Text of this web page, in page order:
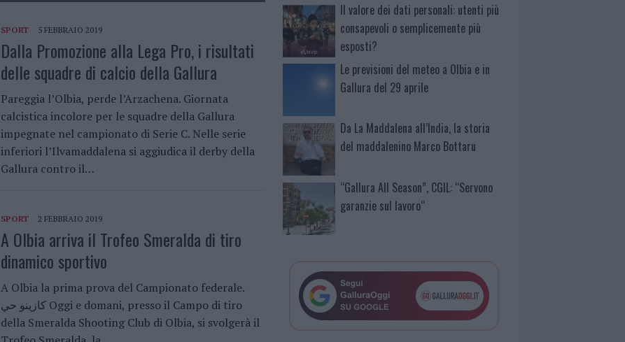
SPORT 5 FEBBRAIO 2019
Dalla Promozione alla Lega Pro, i risultati
delle squadre di calcio della Gallura
Pareggia l’Olbia, perde l’Arzachena. Giornata
calcistica incolore per le squadre della Gallura
impegnate nel campionato di Serie C. Nelle serie
inferiori l’Ilvamaddalena si aggiudica il derby della
Gallura contro il…
SPORT 2 FEBBRAIO 2019
A Olbia arriva il Trofeo Smeralda di tiro
dinamico sportivo
A Olbia la prima prova del Campionato federale.
كازينو حي Oggi e domani, presso il Campo di tiro
della Smeralda Shooting Club di Olbia, si svolgerà il
Il valore dei dati personali: utenti più
consapevoli o semplicemente più
esposti?
Le previsioni del meteo a Olbia e in
Gallura del 29 aprile
Da La Maddalena all’India, la storia
del maddalenino Marco Bottaru
“Gallura All Season”, CGIL: “Servono
garanzie sul lavoro“